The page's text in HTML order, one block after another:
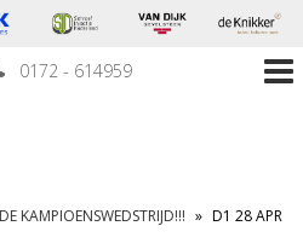
0172 - 614959
KAMPIOENSWEDSTRIJD!!! » D1 28 APR